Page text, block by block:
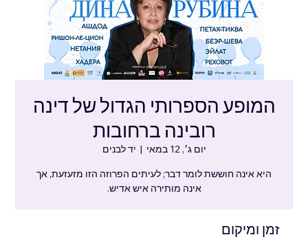
המופע הספרותי הגדול של דינה
רובינה ברחובות
יום ג׳, 12 במאי
  |
יד לבנים
היא אינה חוששת לומר דבר; לעיתים הפרוזה הזו מזעזעת, אך
אינה מותירה איש אדיש.
זמן ומיקום